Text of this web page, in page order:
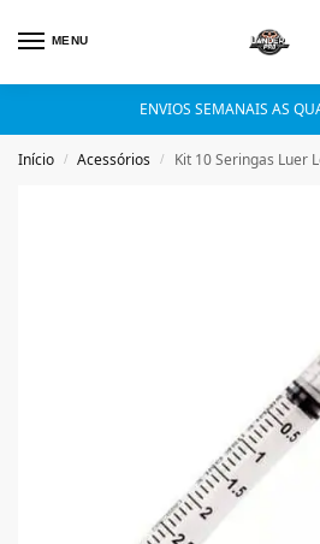
MENU
ENVIOS SEMANAIS AS
Início / Acessórios / Kit 10 Seringas Luer Lock 3ml C